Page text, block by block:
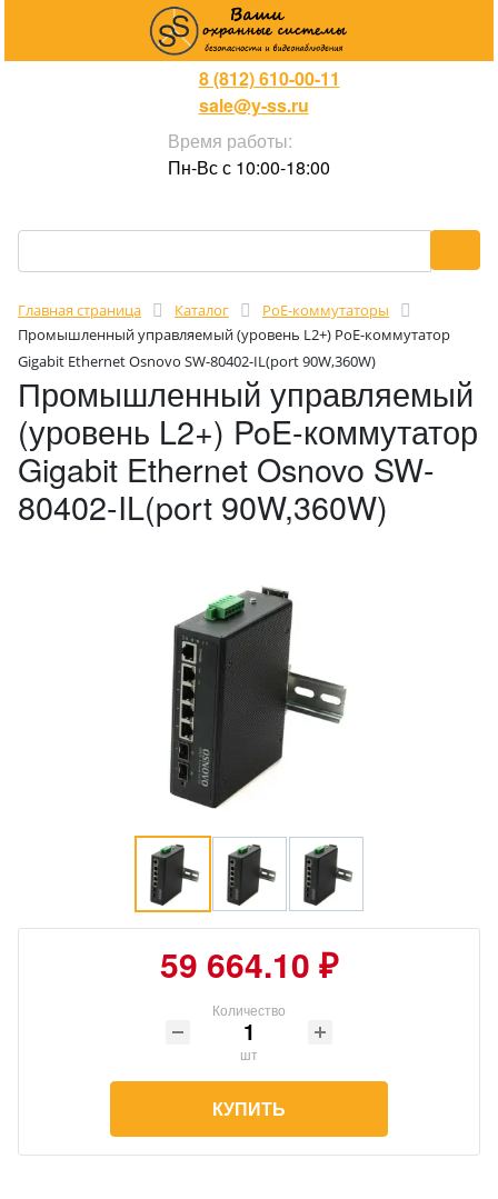
8 (812) 610-00-11
sale@y-ss.ru
Время работы:
Пн-Вс с 10:00-18:00
Главная страница Каталог
PoE-коммутаторы
Промышленный управляемый (уровень L2+) PoE-коммутатор
Gigabit Ethernet Osnovo SW-80402-IL(port 90W,360W)
Промышленный управляемый
(уровень L2+) PoE-коммутатор
Gigabit Ethernet Osnovo SW-
80402-IL(port 90W,360W)
59 664.10 ₽
Количество
шт
КУПИТЬ